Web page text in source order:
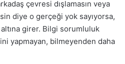
çevresi dışlamasın veya
diye o gerçeği yok sayıyorsa,
girer. Bilgi sorumluluk
yapmayan, bilmeyenden daha